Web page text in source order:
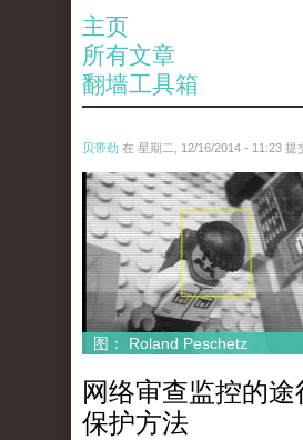
主页
所有文章
翻墙工具箱
贝带劲 在 星期二, 12/16/2014 - 11:23 提
untitled.jpg
图： Roland Peschetz
网络审查监控的
保护方法